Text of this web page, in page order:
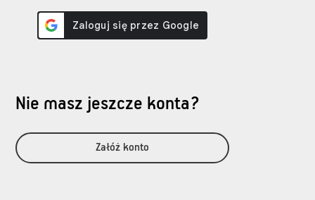
Nie masz jeszcze konta?
Załóż konto